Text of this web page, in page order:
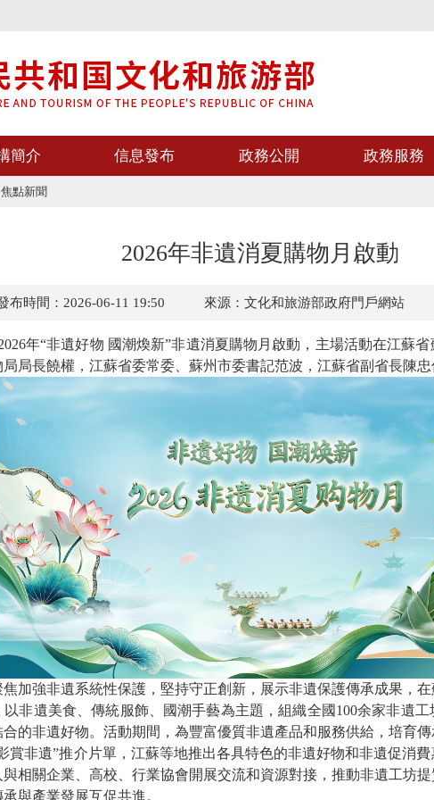
簡介 信息發布 政務公開 政務服務
焦點新聞
2026年非遺消夏購物月啟動
布時間：2026-06-11 19:50 來源：文化和旅游部政府門戶網站
年“非遺好物 國潮煥新”非遺消夏購物月啟動，主場活動在江蘇省
局長饒權，江蘇省委常委、蘇州市委書記范波，江蘇省副省長陳忠
加強非遺系統性保護，堅持守正創新，展示非遺保護傳承成果，
非遺美食、傳統服飾、國潮手藝為主題，組織全國100余家非遺
的非遺好物。活動期間，為豐富優質非遺產品和服務供給，培育
賞非遺”推介片單，江蘇等地推出各具特色的非遺好物和非遺促消
相關企業、高校、行業協會開展交流和資源對接，推動非遺工坊
與產業發展互促共進。